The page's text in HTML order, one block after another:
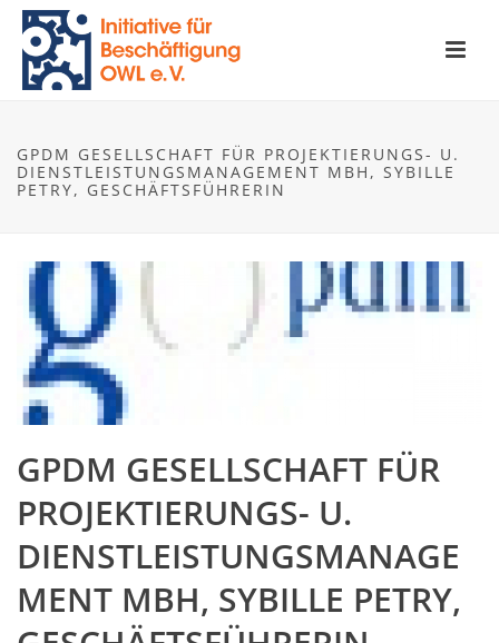
GPDM GESELLSCHAFT FÜR PROJEKTIERUNGS- U.
DIENSTLEISTUNGSMANAGEMENT MBH, SYBILLE
PETRY, GESCHÄFTSFÜHRERIN
GPDM GESELLSCHAFT FÜR
PROJEKTIERUNGS- U.
DIENSTLEISTUNGSMANAGE
MENT MBH, SYBILLE PETRY,